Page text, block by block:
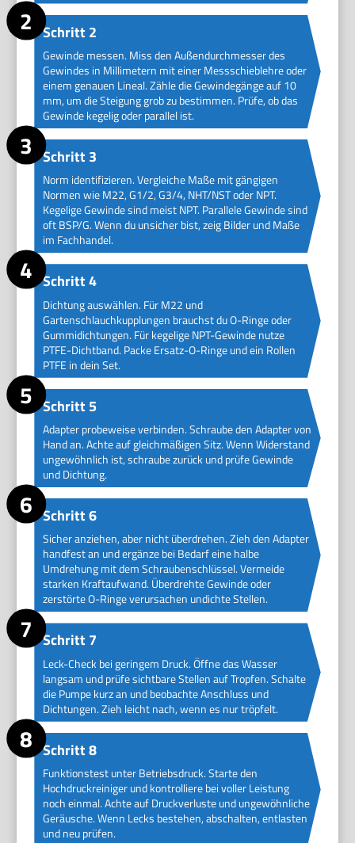
Schritt 2
Gewinde messen. Miss den Außendurchmesser des
Gewindes in Millimetern mit einer Messschieblehre oder
einem genauen Lineal. Zähle die Gewindegänge auf 10
mm, um die Steigung grob zu bestimmen. Prüfe, ob das
Gewinde kegelig oder parallel ist.
Schritt 3
Norm identifizieren. Vergleiche Maße mit gängigen
Normen wie M22, G1/2, G3/4, NHT/NST oder NPT.
Kegelige Gewinde sind meist NPT. Parallele Gewinde sind
oft BSP/G. Wenn du unsicher bist, zeig Bilder und Maße
im Fachhandel.
Schritt 4
Dichtung auswählen. Für M22 und
Gartenschlauchkupplungen brauchst du O-Ringe oder
Gummidichtungen. Für kegelige NPT-Gewinde nutze
PTFE-Dichtband. Packe Ersatz-O-Ringe und ein Rollen
PTFE in dein Set.
Schritt 5
Adapter probeweise verbinden. Schraube den Adapter von
Hand an. Achte auf gleichmäßigen Sitz. Wenn Widerstand
ungewöhnlich ist, schraube zurück und prüfe Gewinde
und Dichtung.
Schritt 6
Sicher anziehen, aber nicht überdrehen. Zieh den Adapter
handfest an und ergänze bei Bedarf eine halbe
Umdrehung mit dem Schraubenschlüssel. Vermeide
starken Kraftaufwand. Überdrehte Gewinde oder
zerstörte O-Ringe verursachen undichte Stellen.
Schritt 7
Leck-Check bei geringem Druck. Öffne das Wasser
langsam und prüfe sichtbare Stellen auf Tropfen. Schalte
die Pumpe kurz an und beobachte Anschluss und
Dichtungen. Zieh leicht nach, wenn es nur tröpfelt.
Schritt 8
Funktionstest unter Betriebsdruck. Starte den
Hochdruckreiniger und kontrolliere bei voller Leistung
noch einmal. Achte auf Druckverluste und ungewöhnliche
Geräusche. Wenn Lecks bestehen, abschalten, entlasten
und neu prüfen.